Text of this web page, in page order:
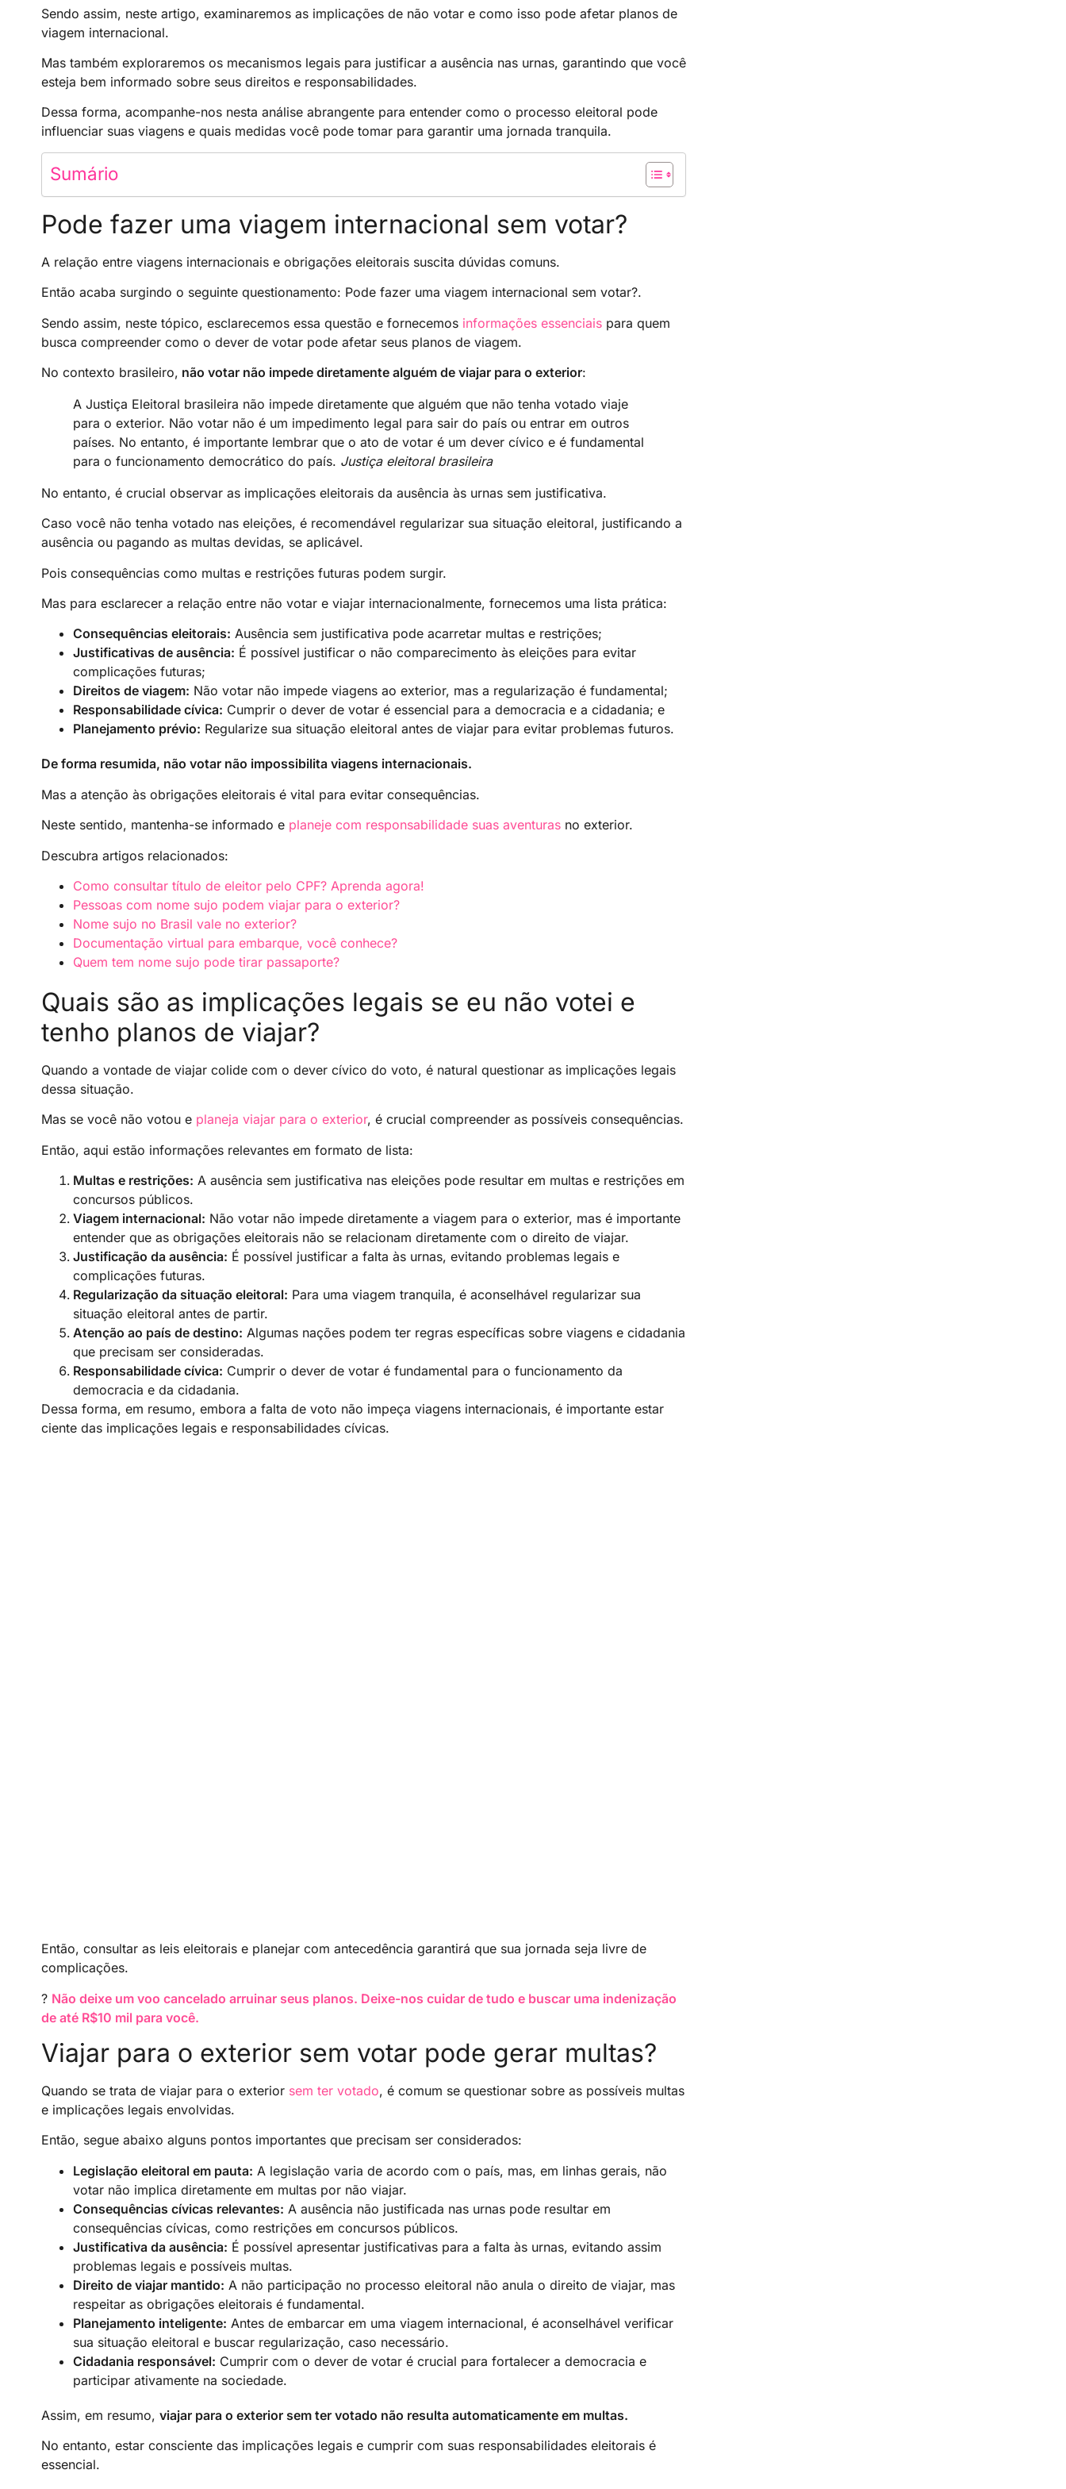
Sendo assim, neste artigo, examinaremos as implicações de não votar e como isso pode afetar planos de
viagem internacional.
Mas também exploraremos os mecanismos legais para justificar a ausência nas urnas, garantindo que você
esteja bem informado sobre seus direitos e responsabilidades.
Dessa forma, acompanhe-nos nesta análise abrangente para entender como o processo eleitoral pode
influenciar suas viagens e quais medidas você pode tomar para garantir uma jornada tranquila.
Sumário
Pode fazer uma viagem internacional sem votar?
A relação entre viagens internacionais e obrigações eleitorais suscita dúvidas comuns.
Então acaba surgindo o seguinte questionamento: Pode fazer uma viagem internacional sem votar?.
Sendo assim, neste tópico, esclarecemos essa questão e fornecemos informações essenciais para quem
busca compreender como o dever de votar pode afetar seus planos de viagem.
No contexto brasileiro, não votar não impede diretamente alguém de viajar para o exterior:
A Justiça Eleitoral brasileira não impede diretamente que alguém que não tenha votado viaje
para o exterior. Não votar não é um impedimento legal para sair do país ou entrar em outros
países. No entanto, é importante lembrar que o ato de votar é um dever cívico e é fundamental
para o funcionamento democrático do país. Justiça eleitoral brasileira
No entanto, é crucial observar as implicações eleitorais da ausência às urnas sem justificativa.
Caso você não tenha votado nas eleições, é recomendável regularizar sua situação eleitoral, justificando a
ausência ou pagando as multas devidas, se aplicável.
Pois consequências como multas e restrições futuras podem surgir.
Mas para esclarecer a relação entre não votar e viajar internacionalmente, fornecemos uma lista prática:
Consequências eleitorais: Ausência sem justificativa pode acarretar multas e restrições;
Justificativas de ausência: É possível justificar o não comparecimento às eleições para evitar
complicações futuras;
Direitos de viagem: Não votar não impede viagens ao exterior, mas a regularização é fundamental;
Responsabilidade cívica: Cumprir o dever de votar é essencial para a democracia e a cidadania; e
Planejamento prévio: Regularize sua situação eleitoral antes de viajar para evitar problemas futuros.
De forma resumida, não votar não impossibilita viagens internacionais.
Mas a atenção às obrigações eleitorais é vital para evitar consequências.
Neste sentido, mantenha-se informado e planeje com responsabilidade suas aventuras no exterior.
Descubra artigos relacionados:
Como consultar título de eleitor pelo CPF? Aprenda agora!
Pessoas com nome sujo podem viajar para o exterior?
Nome sujo no Brasil vale no exterior?
Documentação virtual para embarque, você conhece?
Quem tem nome sujo pode tirar passaporte?
Quais são as implicações legais se eu não votei e
tenho planos de viajar?
Quando a vontade de viajar colide com o dever cívico do voto, é natural questionar as implicações legais
dessa situação.
Mas se você não votou e planeja viajar para o exterior, é crucial compreender as possíveis consequências.
Então, aqui estão informações relevantes em formato de lista:
Multas e restrições: A ausência sem justificativa nas eleições pode resultar em multas e restrições em
concursos públicos.
Viagem internacional: Não votar não impede diretamente a viagem para o exterior, mas é importante
entender que as obrigações eleitorais não se relacionam diretamente com o direito de viajar.
Justificação da ausência: É possível justificar a falta às urnas, evitando problemas legais e
complicações futuras.
Regularização da situação eleitoral: Para uma viagem tranquila, é aconselhável regularizar sua
situação eleitoral antes de partir.
Atenção ao país de destino: Algumas nações podem ter regras específicas sobre viagens e cidadania
que precisam ser consideradas.
Responsabilidade cívica: Cumprir o dever de votar é fundamental para o funcionamento da
democracia e da cidadania.
Dessa forma, em resumo, embora a falta de voto não impeça viagens internacionais, é importante estar
ciente das implicações legais e responsabilidades cívicas.
Então, consultar as leis eleitorais e planejar com antecedência garantirá que sua jornada seja livre de
complicações.
? Não deixe um voo cancelado arruinar seus planos. Deixe-nos cuidar de tudo e buscar uma indenização
de até R$10 mil para você.
Viajar para o exterior sem votar pode gerar multas?
Quando se trata de viajar para o exterior sem ter votado, é comum se questionar sobre as possíveis multas
e implicações legais envolvidas.
Então, segue abaixo alguns pontos importantes que precisam ser considerados:
Legislação eleitoral em pauta: A legislação varia de acordo com o país, mas, em linhas gerais, não
votar não implica diretamente em multas por não viajar.
Consequências cívicas relevantes: A ausência não justificada nas urnas pode resultar em
consequências cívicas, como restrições em concursos públicos.
Justificativa da ausência: É possível apresentar justificativas para a falta às urnas, evitando assim
problemas legais e possíveis multas.
Direito de viajar mantido: A não participação no processo eleitoral não anula o direito de viajar, mas
respeitar as obrigações eleitorais é fundamental.
Planejamento inteligente: Antes de embarcar em uma viagem internacional, é aconselhável verificar
sua situação eleitoral e buscar regularização, caso necessário.
Cidadania responsável: Cumprir com o dever de votar é crucial para fortalecer a democracia e
participar ativamente na sociedade.
Assim, em resumo, viajar para o exterior sem ter votado não resulta automaticamente em multas.
No entanto, estar consciente das implicações legais e cumprir com suas responsabilidades eleitorais é
essencial.